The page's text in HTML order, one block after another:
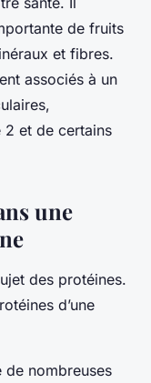
de fruits
et fibres.
associés à un
2 et de certains
une
des protéines.
d’une
de nombreuses